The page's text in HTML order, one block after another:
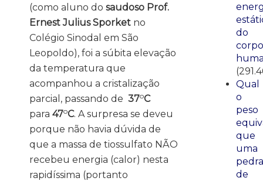
(como aluno do saudoso Prof.
Ernest Julius Sporket no
Colégio Sinodal em São
Leopoldo), foi a súbita elevação
da temperatura que
acompanhou a cristalização
parcial, passando de 37oC
para 47oC. A surpresa se deveu
porque não havia dúvida de
que a massa de tiossulfato NÃO
recebeu energia (calor) nesta
rapidíssima (portanto
do
corpo
Qual
o
peso
que
uma
pedra
de